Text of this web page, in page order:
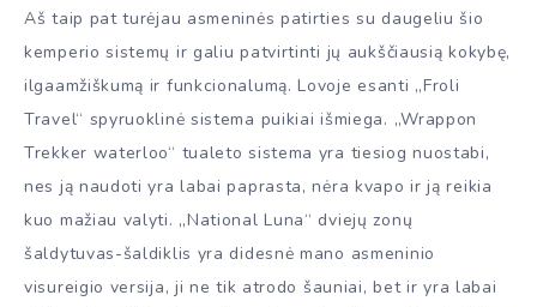
Aš taip pat turėjau asmeninės patirties su daugeliu šio
kemperio sistemų ir galiu patvirtinti jų aukščiausią kokybę,
ilgaamžiškumą ir funkcionalumą. Lovoje esanti „Froli
Travel“ spyruoklinė sistema puikiai išmiega. „Wrappon
Trekker waterloo“ tualeto sistema yra tiesiog nuostabi,
nes ją naudoti yra labai paprasta, nėra kvapo ir ją reikia
kuo mažiau valyti. „National Luna“ dviejų zonų
šaldytuvas-šaldiklis yra didesnė mano asmeninio
visureigio versija, ji ne tik atrodo šauniai, bet ir yra labai